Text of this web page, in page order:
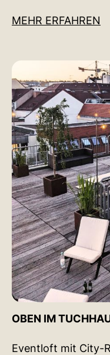
MEHR ERFAHREN
OBEN IM
Eventloft mit City-